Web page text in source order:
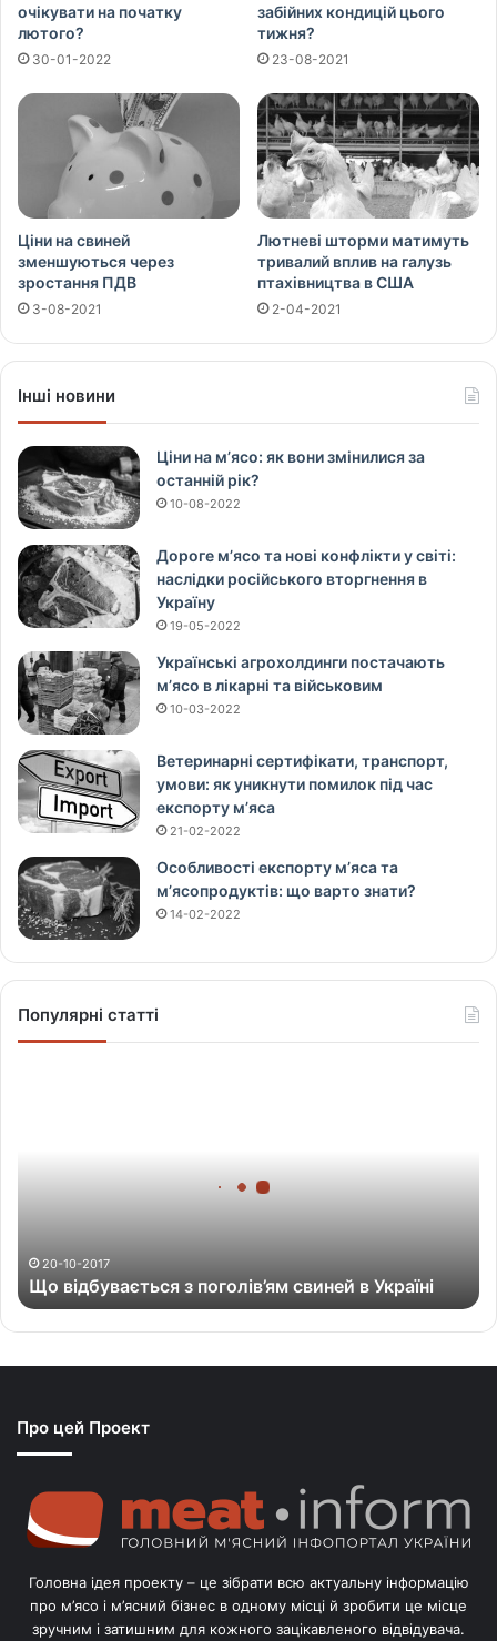
очікувати на початку
лютого?
30-01-2022
забійних кондицій цього
тижня?
23-08-2021
Ціни на свиней
зменшуються через
зростання ПДВ
3-08-2021
Лютневі шторми матимуть
тривалий вплив на галузь
птахівництва в США
2-04-2021
Інші новини
Ціни на м’ясо: як вони змінилися за
останній рік?
10-08-2022
Дороге м’ясо та нові конфлікти у світі:
наслідки російського вторгнення в
Україну
19-05-2022
Українські агрохолдинги постачають
м’ясо в лікарні та військовим
10-03-2022
Ветеринарні сертифікати, транспорт,
умови: як уникнути помилок під час
експорту м’яса
21-02-2022
Особливості експорту м’яса та
м’ясопродуктів: що варто знати?
14-02-2022
Популярні статті
т
ь
п
о
20-10-2017
Що відбувається з поголів’ям свиней в Україні
Про цей Проект
Головна ідея проекту – це зібрати всю актуальну інформацію
про м’ясо і м’ясний бізнес в одному місці й зробити це місце
зручним і затишним для кожного зацікавленого відвідувача.